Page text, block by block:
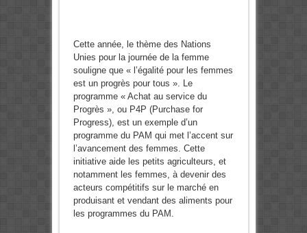
Cette année, le thème des Nations
Unies pour la journée de la femme
souligne que « l’égalité pour les femmes
est un progrès pour tous ». Le
programme « Achat au service du
Progrès », ou P4P (Purchase for
Progress), est un exemple d’un
programme du PAM qui met l’accent sur
l’avancement des femmes. Cette
initiative aide les petits agriculteurs, et
notamment les femmes, à devenir des
acteurs compétitifs sur le marché en
produisant et vendant des aliments pour
les programmes du PAM.